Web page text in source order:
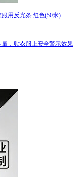
用反光条 红色(50米)
，贴衣服上安全警示效果